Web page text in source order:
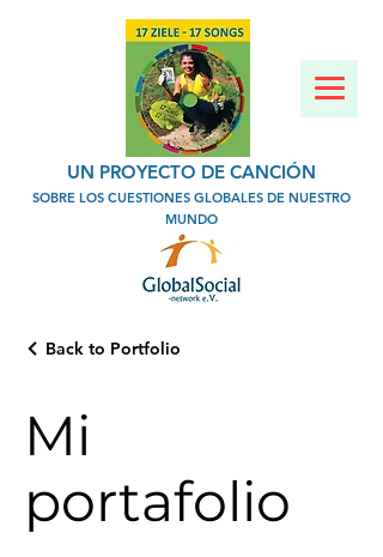
UN PROYECTO DE CANCIÓN
SOBRE LOS CUESTIONES GLOBALES DE NUESTRO
MUNDO
Back to Portfolio
Mi
portafolio